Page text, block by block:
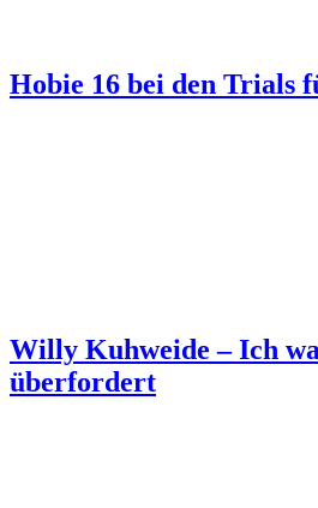
Hobie 16 bei den Trials
Willy Kuhweide – Ich
überfordert